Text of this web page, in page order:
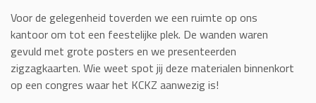
Voor de gelegenheid toverden we een ruimte op ons
kantoor om tot een feestelijke plek. De wanden waren
gevuld met grote posters en we presenteerden
zigzagkaarten. Wie weet spot jij deze materialen binnenkort
op een congres waar het KCKZ aanwezig is!